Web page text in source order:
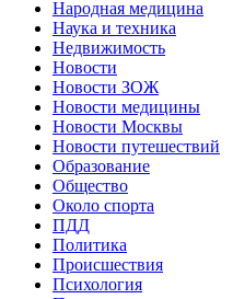
Народная медицина
Наука и техника
Недвижимость
Новости
Новости ЗОЖ
Новости медицины
Новости Москвы
Новости путешествий
Образование
Общество
Около спорта
ПДД
Политика
Происшествия
Психология